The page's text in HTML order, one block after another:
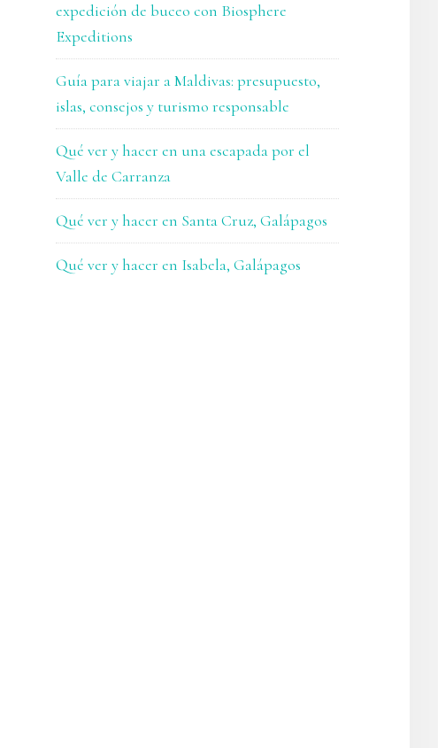
expedición de buceo con Biosphere
Expeditions
Guía para viajar a Maldivas: presupuesto,
islas, consejos y turismo responsable
Qué ver y hacer en una escapada por el
Valle de Carranza
Qué ver y hacer en Santa Cruz, Galápagos
Qué ver y hacer en Isabela, Galápagos